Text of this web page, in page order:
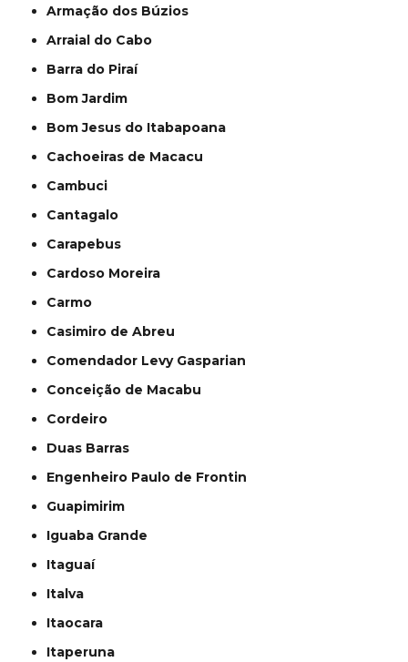
Armação dos Búzios
Arraial do Cabo
Barra do Piraí
Bom Jardim
Bom Jesus do Itabapoana
Cachoeiras de Macacu
Cambuci
Cantagalo
Carapebus
Cardoso Moreira
Carmo
Casimiro de Abreu
Comendador Levy Gasparian
Conceição de Macabu
Cordeiro
Duas Barras
Engenheiro Paulo de Frontin
Guapimirim
Iguaba Grande
Itaguaí
Italva
Itaocara
Itaperuna